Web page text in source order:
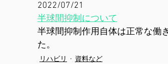
2022/07/21
半球間抑制について
半球間抑制作用自体は正常な働
た。
リハビリ 資料など